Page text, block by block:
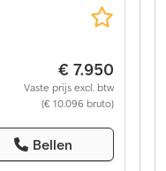
€ 7.950
Vaste prijs excl. btw
(€ 10.096 bruto)
Bellen